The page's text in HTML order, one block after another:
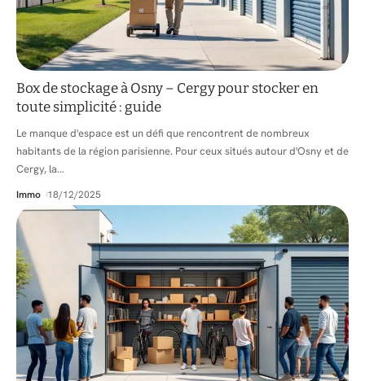
Box de stockage à Osny – Cergy pour stocker en
toute simplicité : guide
Le manque d'espace est un défi que rencontrent de nombreux
habitants de la région parisienne. Pour ceux situés autour d'Osny et de
Cergy, la…
Immo 18/12/2025